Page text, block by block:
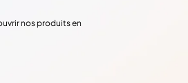
nos produits en